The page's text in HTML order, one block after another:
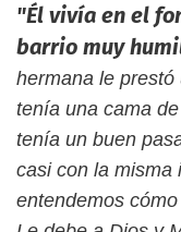
"Él vivía en el
barrio muy
hermana le
tenía una cama
tenía un buen
casi con la misma
entendemos